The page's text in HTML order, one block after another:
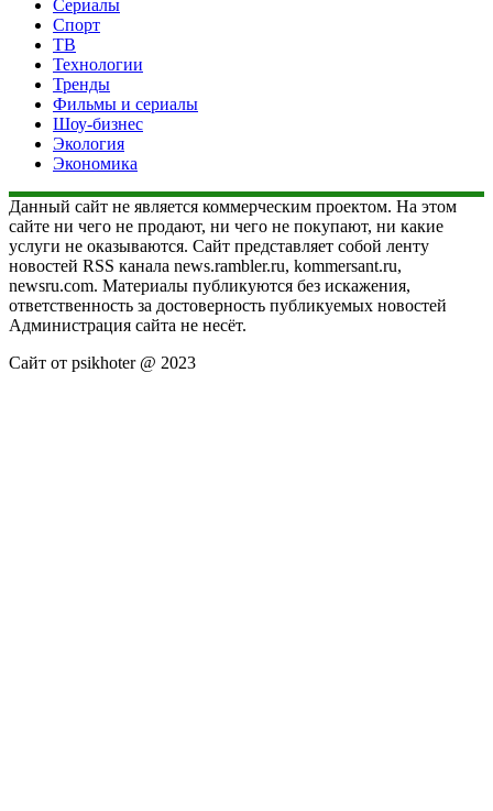
Сериалы
Спорт
ТВ
Технологии
Тренды
Фильмы и сериалы
Шоу-бизнес
Экология
Экономика
Данный сайт не является коммерческим проектом. На этом
сайте ни чего не продают, ни чего не покупают, ни какие
услуги не оказываются. Сайт представляет собой ленту
новостей RSS канала news.rambler.ru, kommersant.ru,
newsru.com. Материалы публикуются без искажения,
ответственность за достоверность публикуемых новостей
Администрация сайта не несёт.
Сайт от psikhoter @ 2023